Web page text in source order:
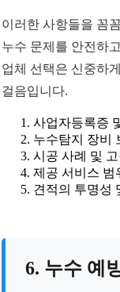
이러한 사항들을 꼼
누수 문제를 안전하
업체 선택은 신중하
걸음입니다.
사업자등록증
누수탐지 장비
시공 사례 및
제공 서비스 범
견적의 투명성
6. 누수 예